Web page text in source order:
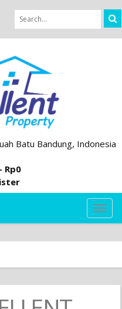
Batu Bandung, Indonesia
Rp0